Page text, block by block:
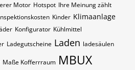
Motor Hotspot Ihre Meinung zählt
Kinder Klimaanlage
Konfigurator Kühlmittel
Ladegutscheine Laden ladesäulen
Maße Kofferrraum MBUX